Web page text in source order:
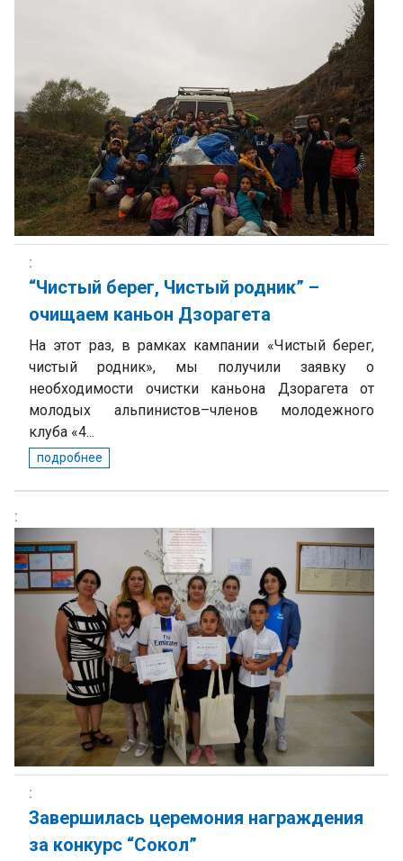
“Чистый берег, Чистый родник” –
очищаем каньон Дзорагета
На этот раз, в рамках кампании «Чистый берег,
чистый родник», мы получили заявку о
необходимости очистки каньона Дзорагета от
молодых альпинистов–членов молодежного
клуба «4...
подробнее
Завершилась церемония награждения
за конкурс “Сокол”